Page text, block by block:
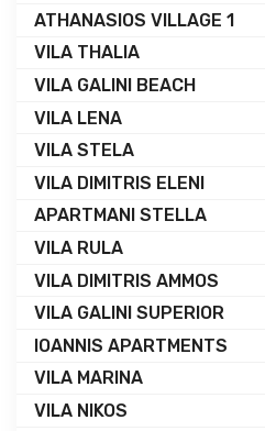
ATHANASIOS VILLAGE 1
VILA THALIA
VILA GALINI BEACH
VILA LENA
VILA STELA
VILA DIMITRIS ELENI
APARTMANI STELLA
VILA RULA
VILA DIMITRIS AMMOS
VILA GALINI SUPERIOR
IOANNIS APARTMENTS
VILA MARINA
VILA NIKOS